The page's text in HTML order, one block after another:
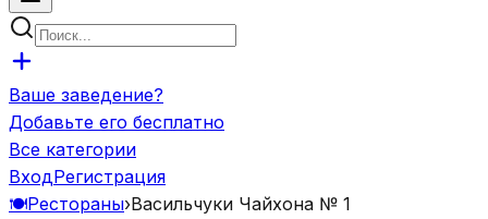
Ваше заведение?
Добавьте его бесплатно
Все категории
ВходРегистрация
🍽️Рестораны›Васильчуки Чайхона № 1